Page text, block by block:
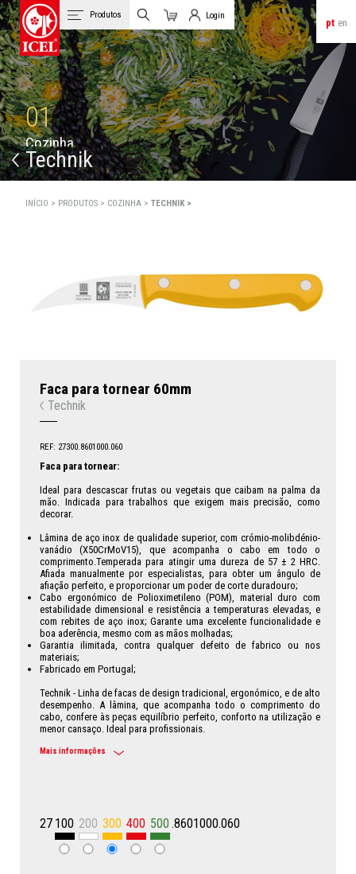
pt en
Produtos
Carrinho
Login
Login de Clientes
01
Cozinha
Technik
INÍCIO > PRODUTOS > COZINHA >TECHNIK >
Faca para tornear 60mm
Technik
REF: 27300.8601000.060
Faca para tornear:
Ideal para descascar frutas ou vegetais que caibam na palma da
mão. Indicada para trabalhos que exigem mais precisão, como
decorar.
Lâmina de aço inox de qualidade superior, com crómio-molibdénio-
vanádio (X50CrMoV15), que acompanha o cabo em todo o
comprimento.Temperada para atingir uma dureza de 57 ± 2 HRC.
Afiada manualmente por especialistas, para obter um ângulo de
afiação perfeito, e proporcionar um poder de corte duradouro;
Cabo ergonómico de Polioximetileno (POM), material duro com
estabilidade dimensional e resistência a temperaturas elevadas, e
com rebites de aço inox; Garante uma excelente funcionalidade e
boa aderência, mesmo com as mãos molhadas;
Garantia ilimitada, contra qualquer defeito de fabrico ou nos
materiais;
Fabricado em Portugal;
Technik - Linha de facas de design tradicional, ergonómico, e de alto
desempenho. A lâmina, que acompanha todo o comprimento do
cabo, confere às peças equilíbrio perfeito, conforto na utilização e
menor cansaço. Ideal para profissionais.
Mais informações
27 100 200 300 400 500 .8601000.060